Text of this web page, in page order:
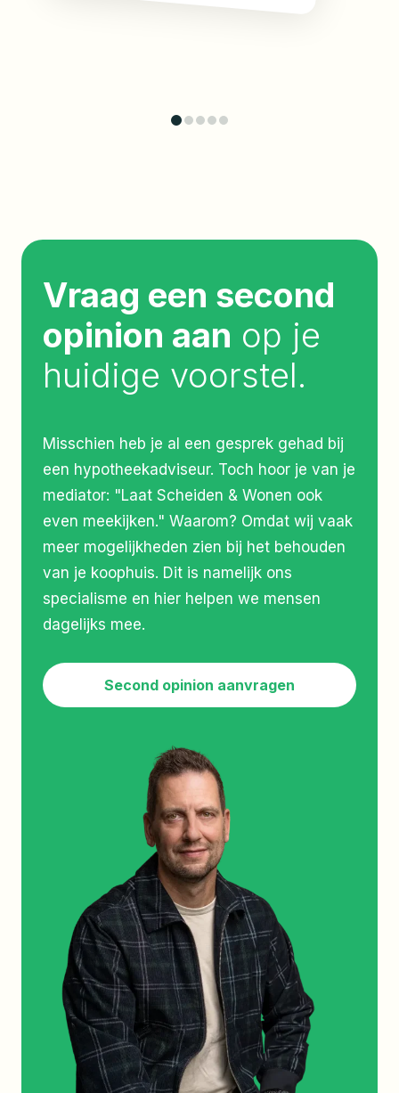
Vraag een second
opinion aan op je
huidige voorstel.
Misschien heb je al een gesprek gehad bij
een hypotheekadviseur. Toch hoor je van je
mediator: "Laat Scheiden & Wonen ook
even meekijken." Waarom? Omdat wij vaak
meer mogelijkheden zien bij het behouden
van je koophuis. Dit is namelijk ons
specialisme en hier helpen we mensen
dagelijks mee.
Second opinion aanvragen